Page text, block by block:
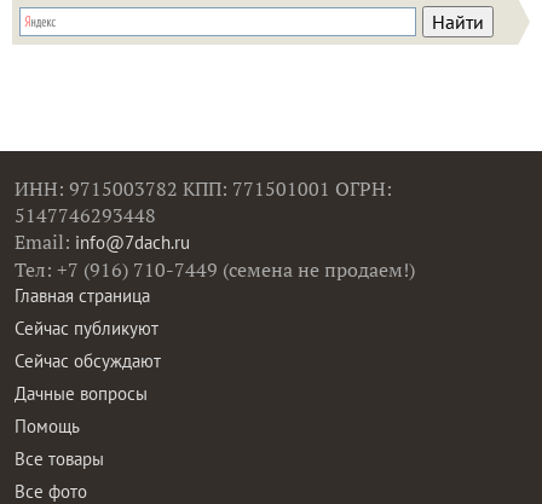
ИНН: 9715003782 КПП: 771501001 ОГРН:
5147746293448
Email: info@7dach.ru
Тел: +7 (916) 710-7449 (семена не продаем!)
Главная страница
Сейчас публикуют
Сейчас обсуждают
Дачные вопросы
Помощь
Все товары
Все фото